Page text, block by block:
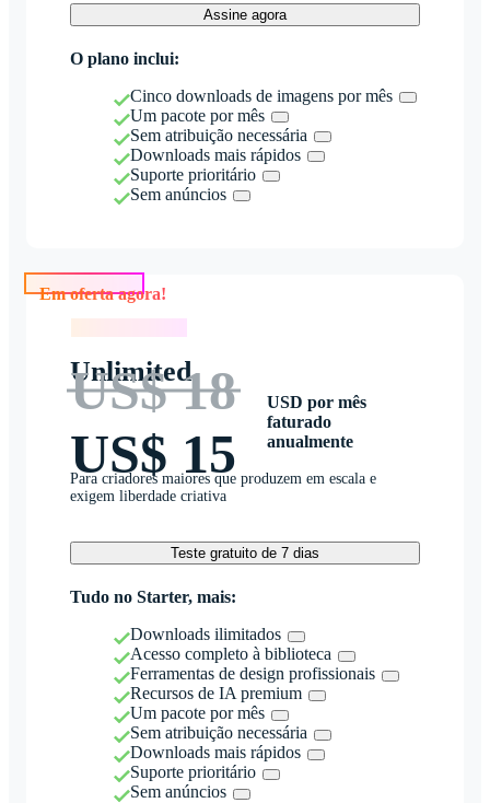
Assine agora
O plano inclui:
Cinco downloads de imagens por mês
Um pacote por mês
Sem atribuição necessária
Downloads mais rápidos
Suporte prioritário
Sem anúncios
Unlimited
US$ 18
US$ 15
USD por mês
faturado
anualmente
Para criadores maiores que produzem em escala e
exigem liberdade criativa
Teste gratuito de 7 dias
Tudo no Starter, mais:
Downloads ilimitados
Acesso completo à biblioteca
Ferramentas de design profissionais
Recursos de IA premium
Um pacote por mês
Sem atribuição necessária
Downloads mais rápidos
Suporte prioritário
Sem anúncios